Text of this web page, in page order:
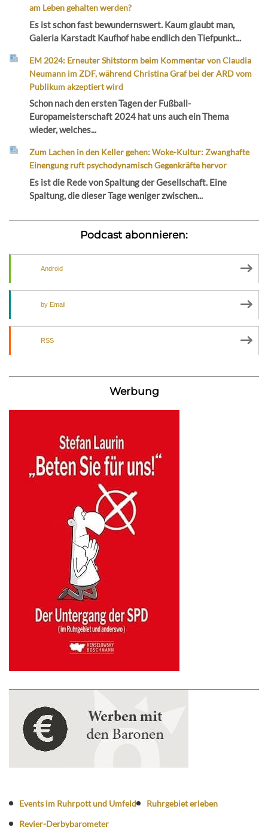
am Leben gehalten werden?
Es ist schon fast bewundernswert. Kaum glaubt man,
Galeria Karstadt Kaufhof habe endlich den Tiefpunkt...
EM 2024: Erneuter Shitstorm beim Kommentar von Claudia
Neumann im ZDF, während Christina Graf bei der ARD vom
Publikum akzeptiert wird
Schon nach den ersten Tagen der Fußball-
Europameisterschaft 2024 hat uns auch ein Thema
wieder, welches...
Zum Lachen in den Keller gehen: Woke-Kultur: Zwanghafte
Einengung ruft psychodynamisch Gegenkräfte hervor
Es ist die Rede von Spaltung der Gesellschaft. Eine
Spaltung, die dieser Tage weniger zwischen...
Podcast abonnieren:
Android
by Email
RSS
Werbung
Events im Ruhrpott und Umfeld
Ruhrgebiet erleben
Revier-Derbybarometer